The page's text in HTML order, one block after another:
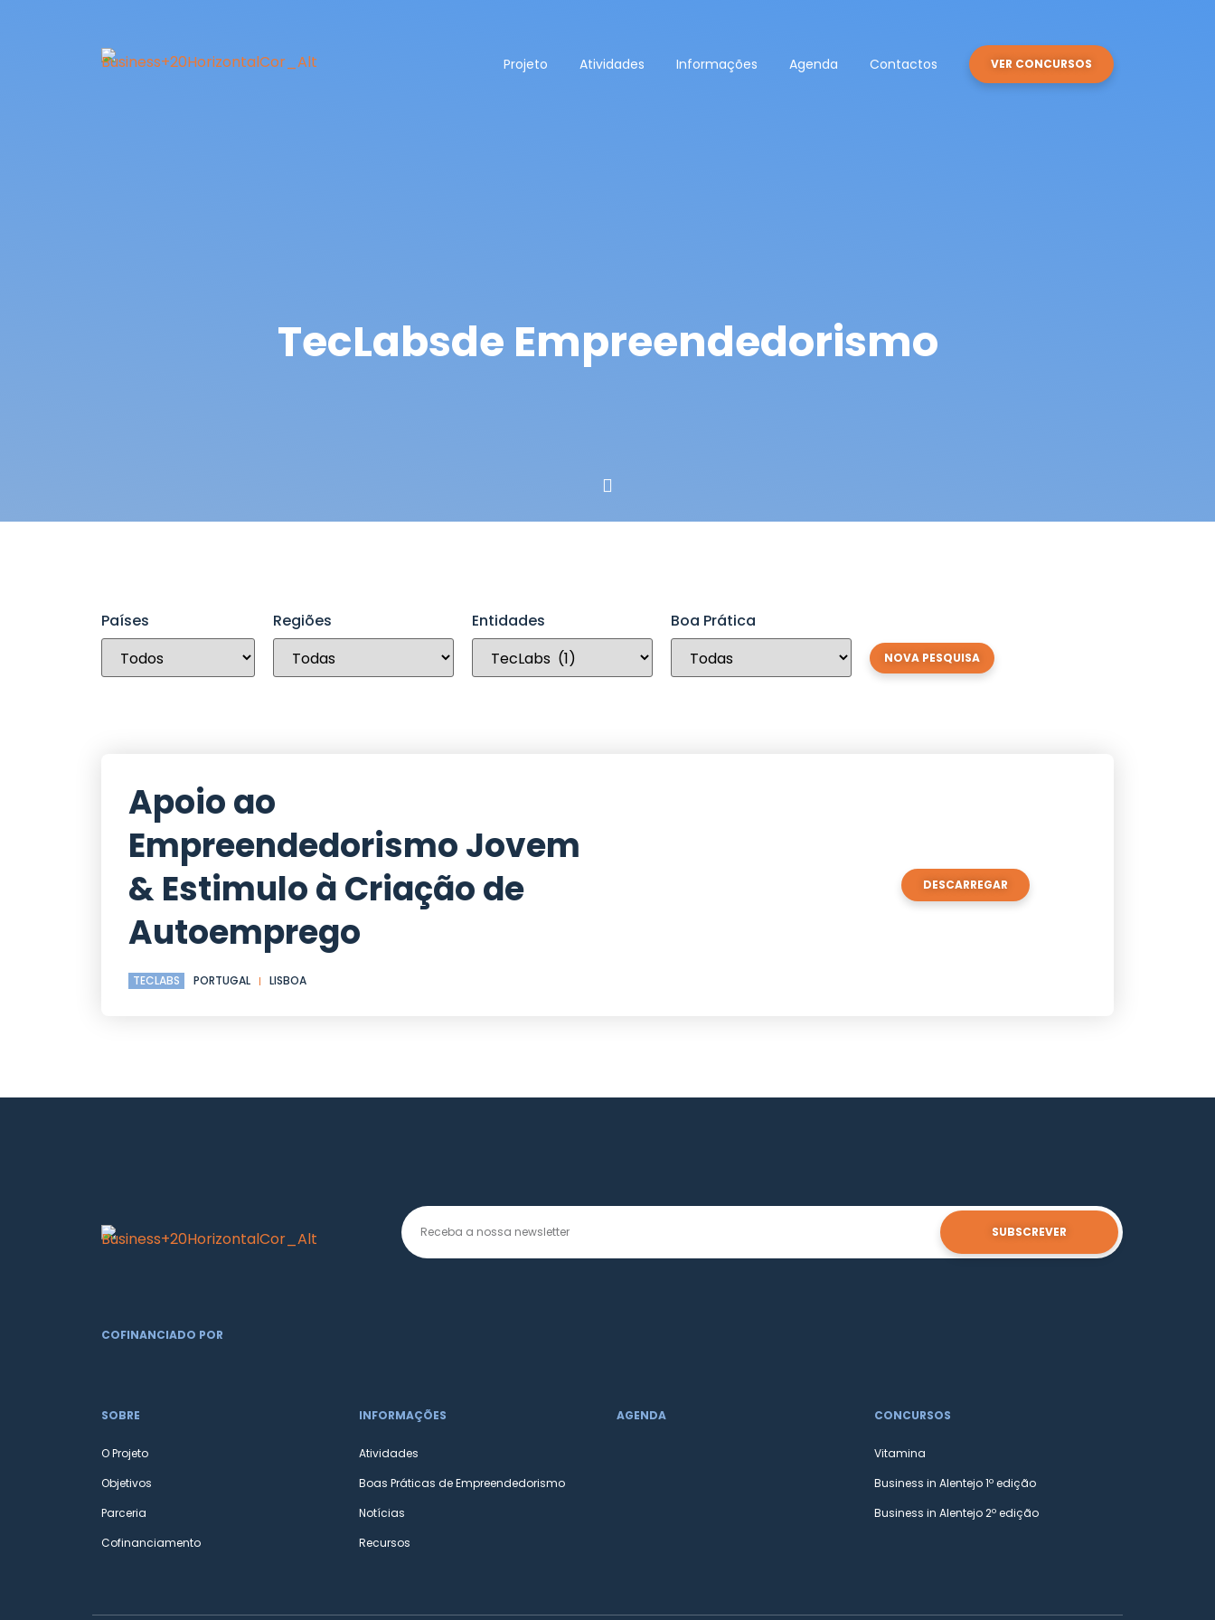
Projeto Atividades Informações Agenda Contactos VER CONCURSOS
TecLabsde Empreendedorismo
Países Regiões Entidades Boa Prática
Apoio ao
Empreendedorismo Jovem
& Estimulo à Criação de
Autoemprego
TECLABS PORTUGAL LISBOA
DESCARREGAR
SUBSCREVER
COFINANCIADO POR
SOBRE
O Projeto
Objetivos
Parceria
Cofinanciamento
INFORMAÇÕES
Atividades
Boas Práticas de Empreendedorismo
Notícias
Recursos
AGENDA CONCURSOS
Vitamina
Business in Alentejo 1º edição
Business in Alentejo 2º edição